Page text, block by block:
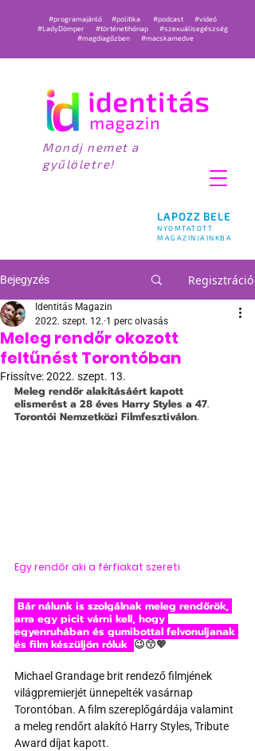
LAPOZZ BELE
NYOMTATOTT
MAGAZINJAINKBA
#programajánló #politika #podcast
#videó
#LadyDömper
#történetihónap
#szexuálisegészség
#magdiagőzben
#macskamedve
Mondj nemet a
gyűlöletre!
Bejegyzés Regisztráció
Meleg rendőr okozott
feltűnést Torontóban
Identitás Magazin
2022. szept. 12. 1 perc olvasás
Frissítve:2022. szept. 13.
Meleg rendőr alakításáért kapott
elismerést a 28 éves Harry Styles a 47.
Torontói Nemzetközi Filmfesztiválon.
Egy rendőr aki a férfiakat szereti
arra egy picit várni kell, hogy
egyenruhában és gumibottal felvonuljanak
és film készüljön róluk 😉😙💖
Michael Grandage brit rendező filmjének
világpremierjét ünnepelték vasárnap
Torontóban. A film szereplőgárdája valamint
a meleg rendőrt alakító Harry Styles, Tribute
Award díjat kapott.